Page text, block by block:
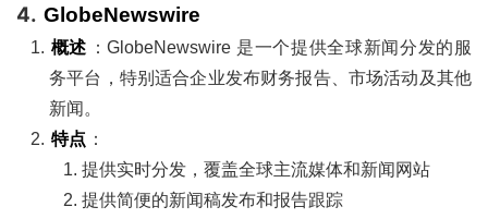
4. GlobeNewswire
概述 ：GlobeNewswire 是一个提供全球新闻分发的服
务平台，特别适合企业发布财务报告、市场活动及其他
新闻。
特点 ：
提供实时分发，覆盖全球主流媒体和新闻网站
提供简便的新闻稿发布和报告跟踪